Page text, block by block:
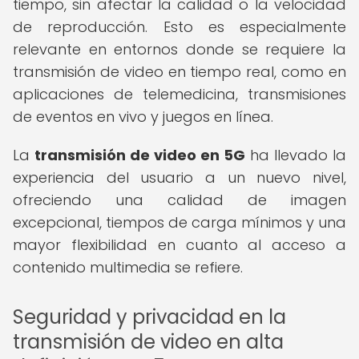
tiempo, sin afectar la calidad o la velocidad
de reproducción. Esto es especialmente
relevante en entornos donde se requiere la
transmisión de video en tiempo real, como en
aplicaciones de telemedicina, transmisiones
de eventos en vivo y juegos en línea.
La transmisión de video en 5G ha llevado la
experiencia del usuario a un nuevo nivel,
ofreciendo una calidad de imagen
excepcional, tiempos de carga mínimos y una
mayor flexibilidad en cuanto al acceso a
contenido multimedia se refiere.
Seguridad y privacidad en la
transmisión de video en alta